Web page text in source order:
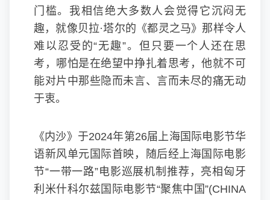
门槛。我相信绝大多数人会觉得它沉闷无
趣，就像贝拉·塔尔的《都灵之马》那样令人
难以忍受的“无趣”。但只要一个人还在思
考，哪怕是在绝望中挣扎着思考，他就不可
能对片中那些隐而未言、言而未尽的痛无动
于衷。
《内沙》于2024年第26届上海国际电影节华
语新风单元国际首映，随后经上海国际电影
节“一带一路”电影巡展机制推荐，亮相匈牙
利米什科尔兹国际电影节“聚焦中国”(CHINA